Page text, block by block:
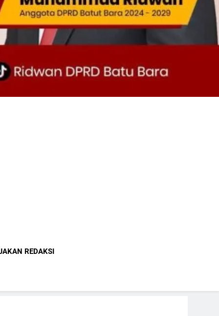
REDAKSI